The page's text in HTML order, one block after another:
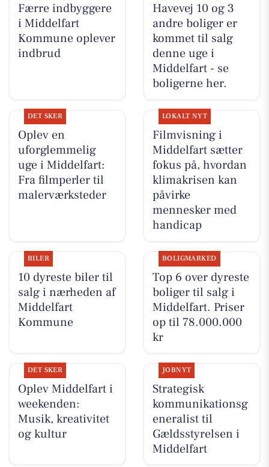
Færre indbyggere
i Middelfart
Kommune oplever
indbrud
Havevej 10 og 3
andre boliger er
kommet til salg
denne uge i
Middelfart - se
boligerne her.
DET SKER
Oplev en
uforglemmelig
uge i Middelfart:
Fra filmperler til
malerværksteder
LOKALT NYT
Filmvisning i
Middelfart sætter
fokus på, hvordan
klimakrisen kan
påvirke
mennesker med
handicap
BILER
10 dyreste biler til
salg i nærheden af
Middelfart
Kommune
BOLIGMARKED
Top 6 over dyreste
boliger til salg i
Middelfart. Priser
op til 78.000.000
kr
DET SKER
Oplev Middelfart i
weekenden:
Musik, kreativitet
og kultur
JOBNYT
Strategisk
kommunikationsg
eneralist til
Gældsstyrelsen i
Middelfart